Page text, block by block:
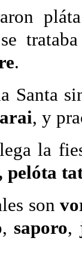
.
Santa
, y
la
pelóta
son
, saporo,